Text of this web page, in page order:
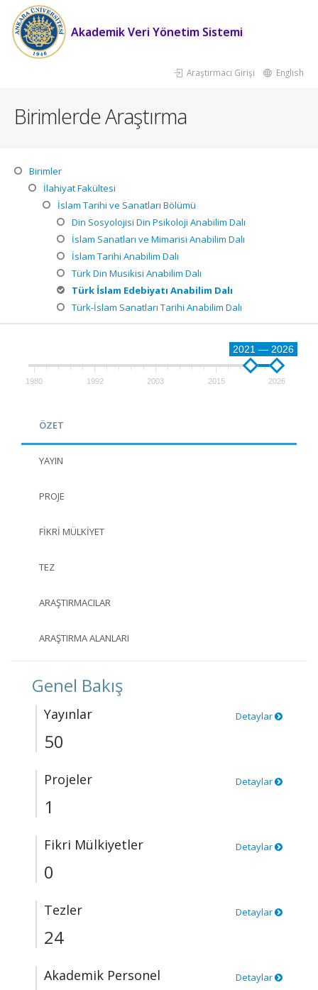
Akademik Veri Yönetim Sistemi
Araştırmacı Girişi English
Birimlerde Araştırma
Birimler
İlahiyat Fakültesi
İslam Tarihi ve Sanatları Bölümü
Din Sosyolojisi Din Psikoloji Anabilim Dalı
İslam Sanatları ve Mimarisi Anabilim Dalı
İslam Tarihi Anabilim Dalı
Türk Din Musikisi Anabilim Dalı
Türk İslam Edebiyatı Anabilim Dalı
Türk-İslam Sanatları Tarihi Anabilim Dalı
2021 — 2026
1980 1992 2003 2015 2026
ÖZET
YAYIN
PROJE
FIKRI MÜLKIYET
TEZ
ARAŞTIRMACILAR
ARAŞTIRMA ALANLARI
Genel Bakış
Yayınlar Detaylar
50
Projeler Detaylar
1
Fikri Mülkiyetler Detaylar
0
Tezler Detaylar
24
Akademik Personel Detaylar